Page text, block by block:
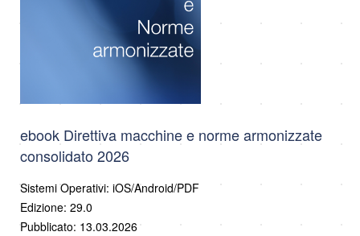
ebook Direttiva macchine e norme armonizzate
consolidato 2026
Sistemi Operativi: iOS/Android/PDF
Edizione: 29.0
Pubblicato: 13.03.2026